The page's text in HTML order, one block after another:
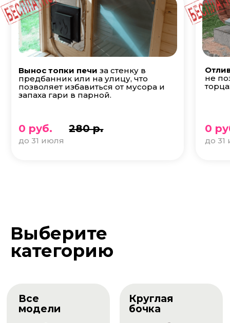
не
Вынос топки печи за стенку в
предбанник или на улицу, что
позволяет избавиться от мусора и
запаха гари в парной.
до 31 июля
0 руб. 280 р. 0
до 31
Выберите
категорию
Все
модели
Круглая
бочка